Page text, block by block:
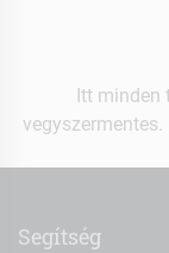
Itt minden
Segítség